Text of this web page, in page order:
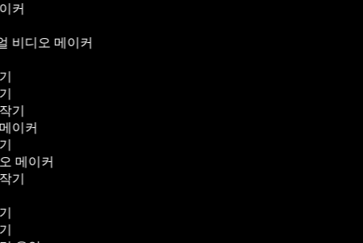
커
비디오 메이커
기
이커
메이커
기